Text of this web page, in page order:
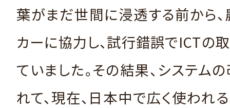
葉がまだ世間に浸透する前から
カーに協力し、試行錯誤でICTの
ていました。その結果、システム
れて、現在、日本中で広く使われ